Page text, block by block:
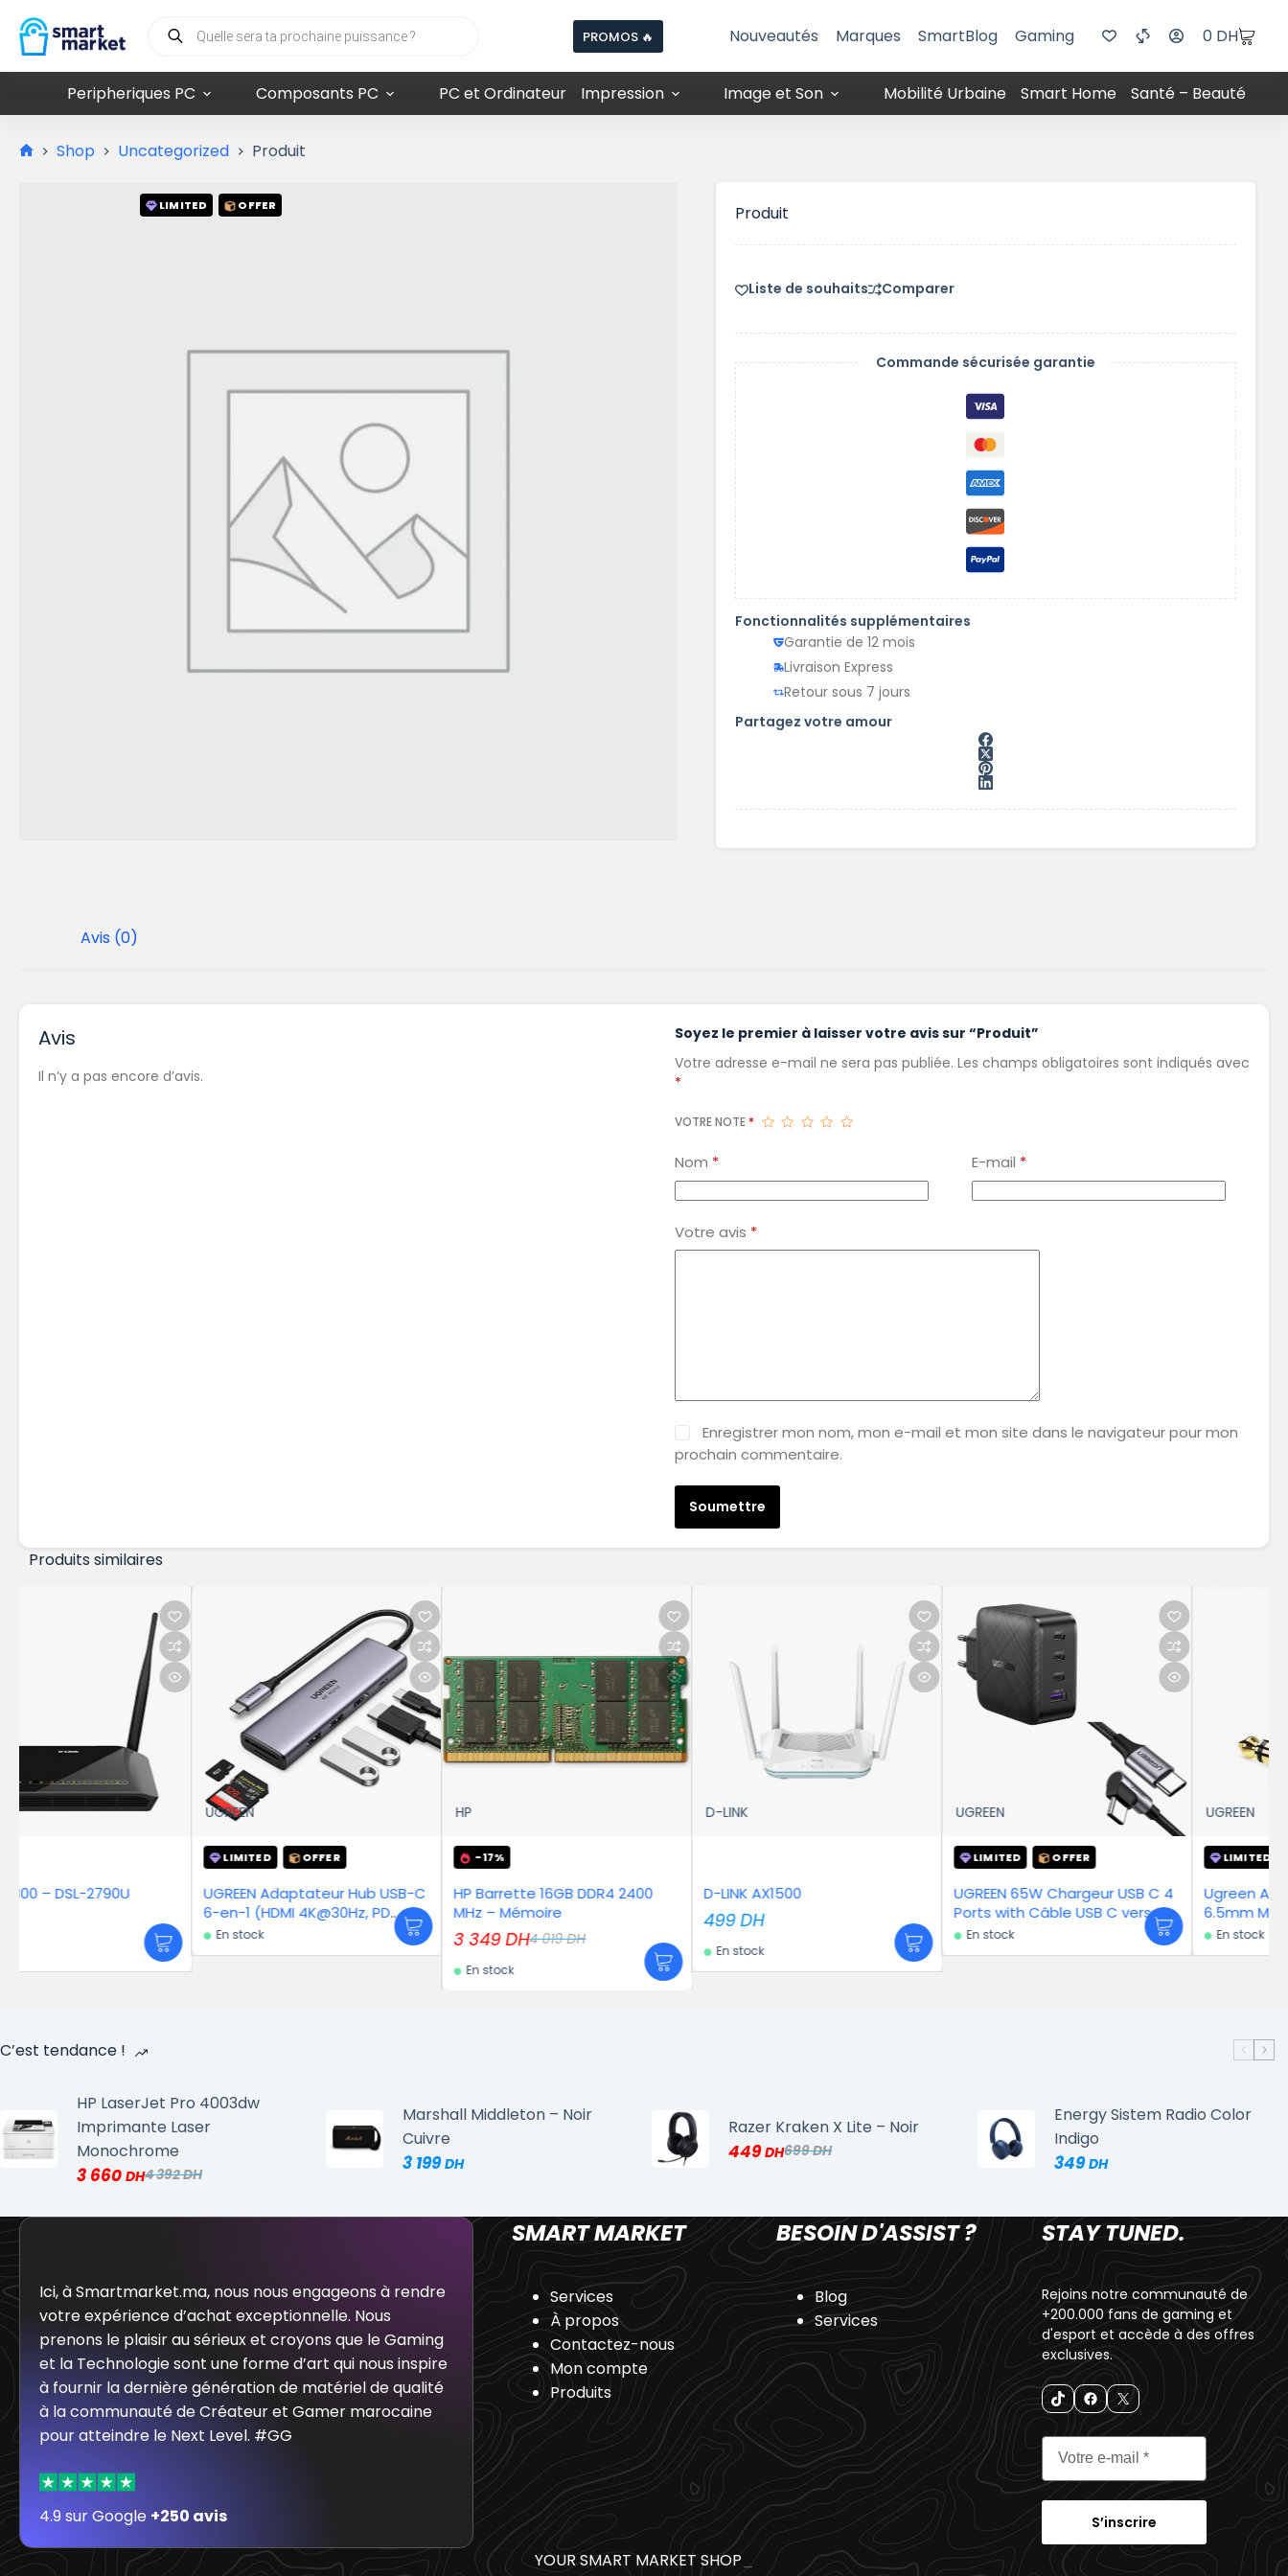
PROMOS 🔥 Nouveautés Marques SmartBlog Gaming 0 DH
Peripheriques PC Composants PC PC et Ordinateur Impression Image et Son Mobilité Urbaine Smart Home Santé – Beauté
Shop Uncategorized Produit
LIMITED OFFER Produit
Liste de souhaits Comparer
Commande sécurisée garantie
Fonctionnalités supplémentaires
Garantie de 12 mois
Livraison Express
Retour sous 7 jours
Partagez votre amour
Avis (0)
Avis
Il n’y a pas encore d’avis.
Soyez le premier à laisser votre avis sur “Produit”
Votre adresse e-mail ne sera pas publiée. Les champs obligatoires sont indiqués avec
*
VOTRE NOTE *
Nom * E-mail *
Votre avis *
Enregistrer mon nom, mon e-mail et mon site dans le navigateur pour mon
prochain commentaire.
Soumettre
Produits similaires
UGREEN
UGREEN Adaptateur Hub USB-C
6-en-1 (HDMI 4K@30Hz, PD
-17%
HP Barrette 16GB DDR4 2400
MHz – Mémoire
4 019DH
D-LINK AX1500
499
UGREEN 65W Chargeur USB C 4
Ports with Câble USB C vers
USB C Coudé PD 60W Charge
UGREEN
LIMITED
Ugreen Adaptateur Audio
6.5mm Male to 3.5mm Female
C’est tendance !
HP LaserJet Pro 4003dw
Imprimante Laser
Monochrome
4 392
3 660
Marshall Middleton – Noir
Cuivre
3 199
Razer Kraken X Lite – Noir
699
449
Energy Sistem Radio Color
Indigo
349
Ici, à Smartmarket.ma, nous nous engageons à rendre
votre expérience d’achat exceptionnelle. Nous
prenons le plaisir au sérieux et croyons que le Gaming
et la Technologie sont une forme d’art qui nous inspire
à fournir la dernière génération de matériel de qualité
à la communauté de Créateur et Gamer marocaine
pour atteindre le Next Level. #GG
4.9 sur Google +250 avis
SMART MARKET
Services
À propos
Contactez-nous
Mon compte
Produits
BESOIN D'ASSIST ?
Blog
Services
STAY TUNED.
Rejoins notre communauté de
+200.000 fans de gaming et
d'esport et accède à des offres
exclusives.
S’inscrire
YOUR SMART MARKET SHOP